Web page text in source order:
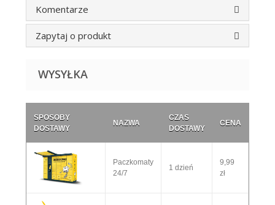
Komentarze
Zapytaj o produkt
WYSYŁKA
SPOSOBY
DOSTAWY
NAZWA
CZAS
DOSTAWY
CENA
Paczkomaty
24/7
1 dzień
9,99
zł